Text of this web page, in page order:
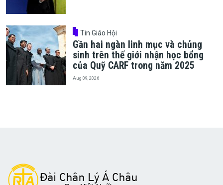
Tin Giáo Hội
Gần hai ngàn linh mục và chủng
sinh trên thế giới nhận học bổng
của Quỹ CARF trong năm 2025
Aug 09, 2026